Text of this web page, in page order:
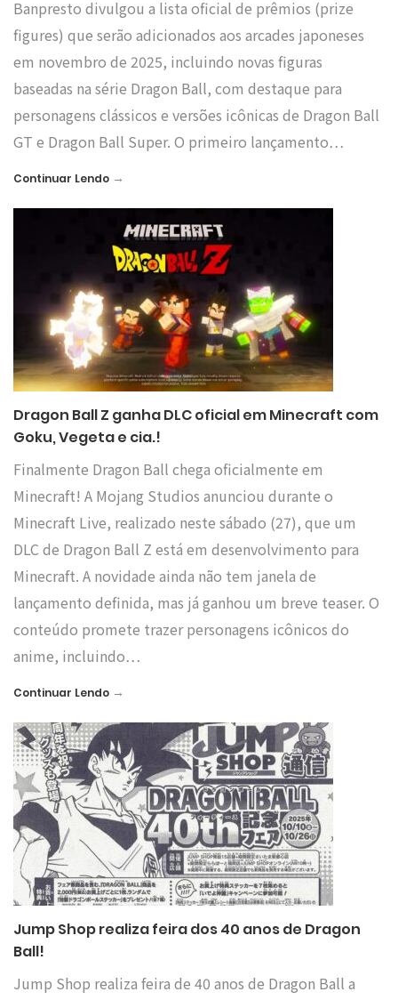
Banpresto divulgou a lista oficial de prêmios (prize
figures) que serão adicionados aos arcades japoneses
em novembro de 2025, incluindo novas figuras
baseadas na série Dragon Ball, com destaque para
personagens clássicos e versões icônicas de Dragon Ball
GT e Dragon Ball Super. O primeiro lançamento…
Continuar Lendo →
Dragon Ball Z ganha DLC oficial em Minecraft com
Goku, Vegeta e cia.!
Finalmente Dragon Ball chega oficialmente em
Minecraft! A Mojang Studios anunciou durante o
Minecraft Live, realizado neste sábado (27), que um
DLC de Dragon Ball Z está em desenvolvimento para
Minecraft. A novidade ainda não tem janela de
lançamento definida, mas já ganhou um breve teaser. O
conteúdo promete trazer personagens icônicos do
anime, incluindo…
Continuar Lendo →
Jump Shop realiza feira dos 40 anos de Dragon
Ball!
Jump Shop realiza feira de 40 anos de Dragon Ball a